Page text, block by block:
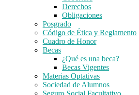
Derechos
Obligaciones
Posgrado
Código de Ética y Reglamento
Cuadro de Honor
Becas
¿Qué es una beca?
Becas Vigentes
Materias Optativas
Sociedad de Alumnos